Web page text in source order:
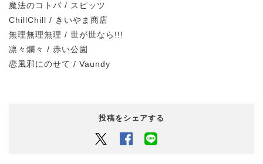
魔法のコトバ / スピッツ
ChillChill / きいやま商店
無理無理無理 / 世が世なら!!!
凛々爛々 / 赤い公園
恋風邪にのせて / Vaundy
投稿をシェアする
Twitter Facebook